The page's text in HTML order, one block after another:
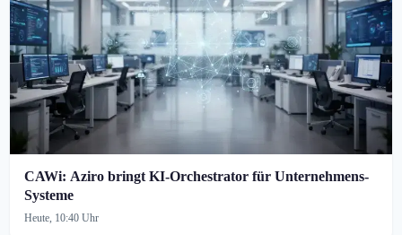
CAWi: Aziro bringt KI-Orchestrator für Unternehmens-
Systeme
Heute, 10:40 Uhr